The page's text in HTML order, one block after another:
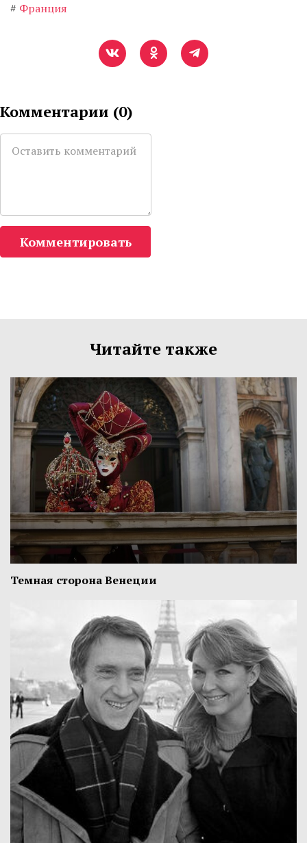
# Франция
Комментарии (0)
Комментировать
Читайте также
Темная сторона Венеции